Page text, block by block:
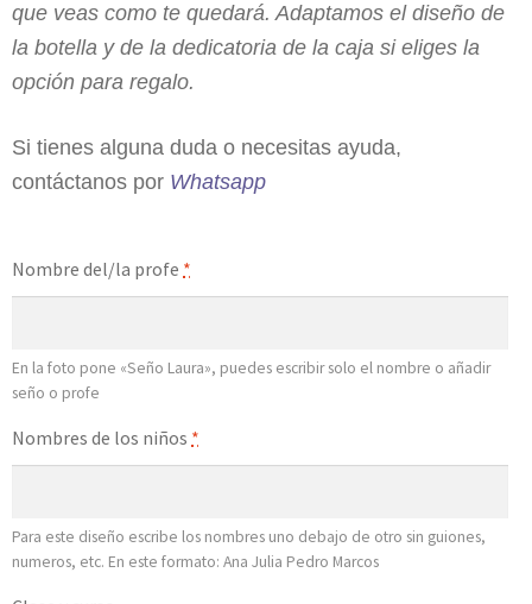
que veas como te quedará. Adaptamos el diseño de
la botella y de la dedicatoria de la caja si eliges la
opción para regalo.
Si tienes alguna duda o necesitas ayuda,
contáctanos por Whatsapp
Nombre del/la profe *
En la foto pone «Seño Laura», puedes escribir solo el nombre o añadir
seño o profe
Nombres de los niños *
Para este diseño escribe los nombres uno debajo de otro sin guiones,
numeros, etc. En este formato: Ana Julia Pedro Marcos